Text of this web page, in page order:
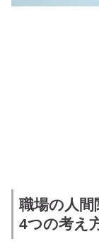
職場の人
4つの考え